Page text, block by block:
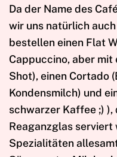
Da der Name des
wir uns natürlich
bestellen einen Flat
Cappuccino, aber
Shot), einen Cortado
Kondensmilch) und
schwarzer Kaffee ;) ),
Reaganzglas
Spezialitäten